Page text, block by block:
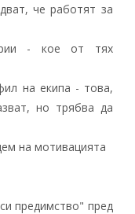
че работят за
- кое от тях
на екипа - това,
но трябва да
на мотивацията
предимство" пред